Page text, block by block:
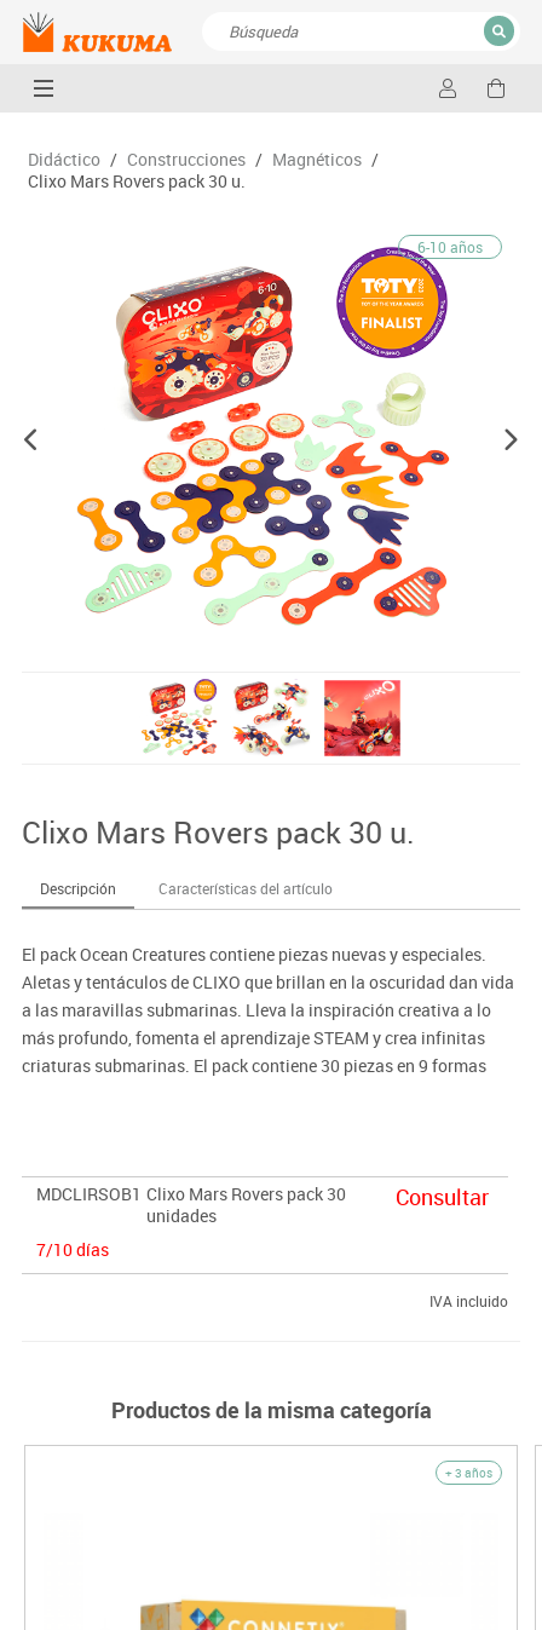
CERRAR
Didáctico / Construcciones / Magnéticos /
Clixo Mars Rovers pack 30 u.
6-10 años
Clixo Mars Rovers pack 30 u.
Descripción Características del artículo
El pack Ocean Creatures contiene piezas nuevas y especiales.
Aletas y tentáculos de CLIXO que brillan en la oscuridad dan vida
a las maravillas submarinas. Lleva la inspiración creativa a lo
más profundo, fomenta el aprendizaje STEAM y crea infinitas
criaturas submarinas. El pack contiene 30 piezas en 9 formas
MDCLIRSOB1 Clixo Mars Rovers pack 30
unidades
7/10 días
Consultar
IVA incluido
Productos de la misma categoría
+ 3 años